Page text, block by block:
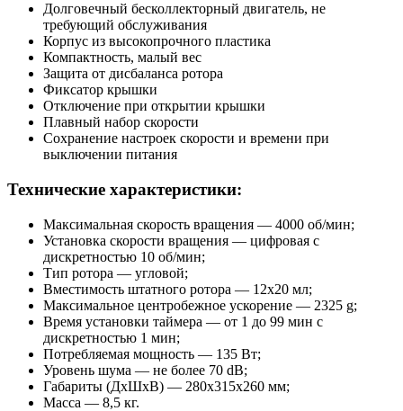
Долговечный бесколлекторный двигатель, не
требующий обслуживания
Корпус из высокопрочного пластика
Компактность, малый вес
Защита от дисбаланса ротора
Фиксатор крышки
Отключение при открытии крышки
Плавный набор скорости
Сохранение настроек скорости и времени при
выключении питания
Технические характеристики:
Максимальная скорость вращения — 4000 об/мин;
Установка скорости вращения — цифровая с
дискретностью 10 об/мин;
Тип ротора — угловой;
Вместимость штатного ротора — 12х20 мл;
Максимальное центробежное ускорение — 2325 g;
Время установки таймера — от 1 до 99 мин с
дискретностью 1 мин;
Потребляемая мощность — 135 Вт;
Уровень шума — не более 70 dB;
Габариты (ДхШхВ) — 280х315х260 мм;
Масса — 8,5 кг.